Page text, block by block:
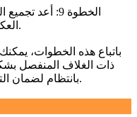
الخطوة 9: أعد
العكسي. تأكد من تشديد الجوز المكره بقوة.
باتباع هذه الخطوات،
ذات الغلاف المنفصل
بانتظام لضمان التشغيل الفعال للمضخة ومنع أي أعطال.